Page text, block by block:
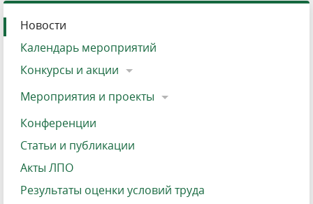
Новости
Календарь мероприятий
Конкурсы и акции
Мероприятия и проекты
Конференции
Статьи и публикации
Акты ЛПО
Результаты оценки условий труда